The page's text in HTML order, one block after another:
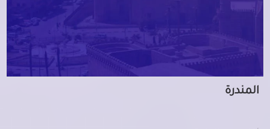
المندرة